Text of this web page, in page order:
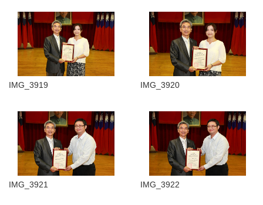
IMG_3919 IMG_3920
IMG_3921 IMG_3922